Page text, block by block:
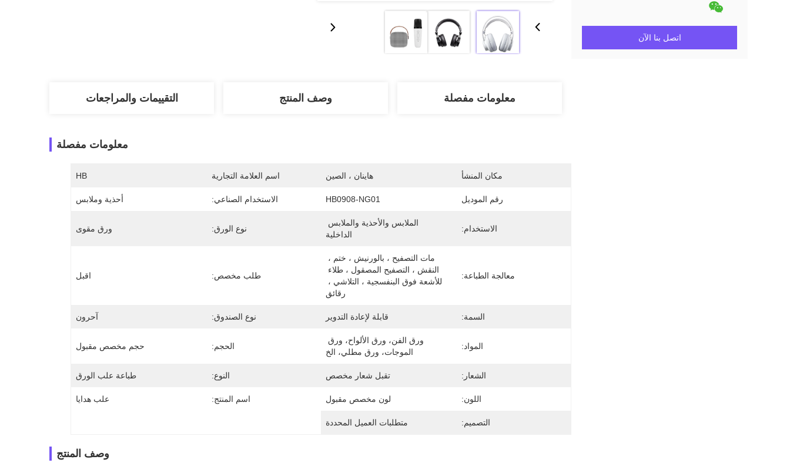
اتصل بنا الآن
معلومات مفصلة وصف المنتج التقييمات والمراجعات
معلومات مفصلة
مكان المنشأ هاينان ، الصين اسم العلامة التجارية HB
رقم الموديل HB0908-NG01 الاستخدام الصناعي: أحذية وملابس
الاستخدام:
الداخلية
نوع الورق: ورق مقوى
معالجة الطباعة:
رقائق
طلب مخصص: اقبل
السمة: قابلة لإعادة التدوير نوع الصندوق: آحرون
المواد:
الموجات، ورق مطلي، الخ
الحجم: حجم مخصص مقبول
الشعار: تقبل شعار مخصص النوع: طباعة علب الورق
اللون: لون مخصص مقبول اسم المنتج: علب هدايا
التصميم: متطلبات العميل المحددة
وصف المنتج